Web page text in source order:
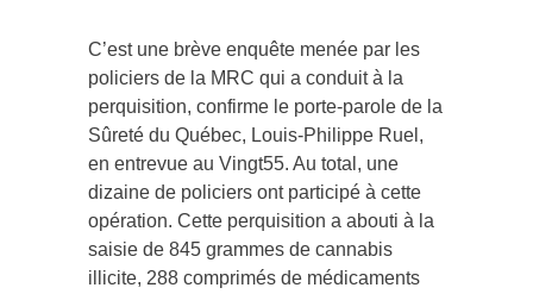
C’est une brève enquête menée par les
policiers de la MRC qui a conduit à la
perquisition, confirme le porte-parole de la
Sûreté du Québec, Louis-Philippe Ruel,
en entrevue au Vingt55. Au total, une
dizaine de policiers ont participé à cette
opération. Cette perquisition a abouti à la
saisie de 845 grammes de cannabis
illicite, 288 comprimés de médicaments